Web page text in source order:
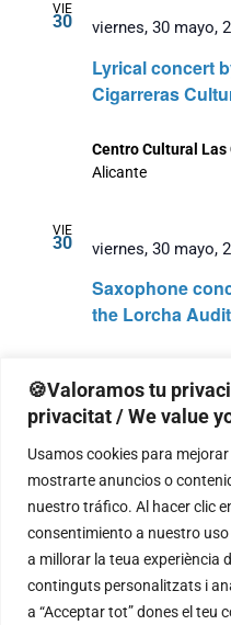
🍪Valoramos tu
privacitat / We value
Usamos cookies para
mostrarte anuncios o
nuestro tráfico. Al hacer clic
consentimiento a nuestro
a millorar la teua experiència
continguts personalitzats i
a “Acceptar tot” dones el teu
VIE
30
Lyrical concert
Cigarreras
viernes, 30 mayo,
Centro Cultural Las
Alicante
VIE
30
Saxophone
the Lorcha
viernes, 30 mayo,
Lorcha, Alicante,
Eventos
anterior(es)